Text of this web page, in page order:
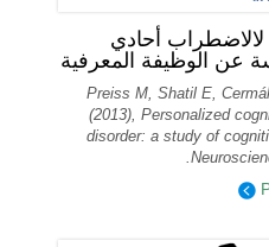
أحادي
عن الوظيفة المعرفية
Preiss M, Shatil E,
(2013), Personalized
disorder: a study of